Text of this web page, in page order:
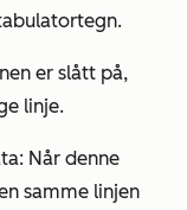
er slått på,
linje.
Når denne
samme linjen